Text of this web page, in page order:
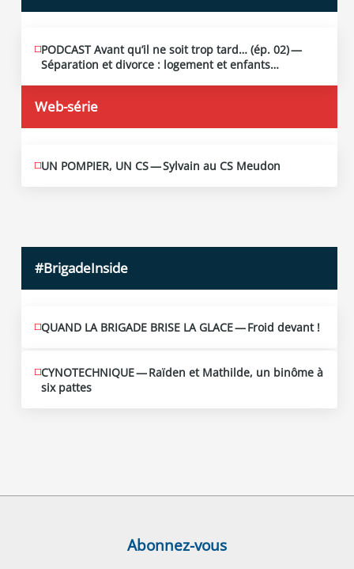
MAI
13
2026
PODCAST Avant qu’il ne soit trop tard… (ép. 02) —
Séparation et divorce : logement et enfants…
Web-série
MAI
10
UN POMPIER, UN CS — Sylvain au CS Meudon
#BrigadeInside
QUAND LA BRIGADE BRISE LA GLACE — Froid devant !
CYNOTECHNIQUE — Raïden et Mathilde, un binôme à
six pattes
Abonnez-vous